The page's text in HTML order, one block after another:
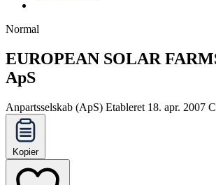
Normal
EUROPEAN SOLAR
ApS
Anpartsselskab (ApS) Etableret 18. apr. 2007
Kopier